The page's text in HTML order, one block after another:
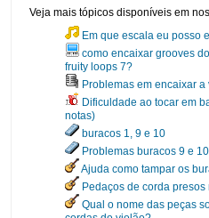
Veja mais tópicos disponíveis em
Em que escala eu posso
como encaixar grooves
fruity loops 7?
Problemas em encaixar
Dificuldade ao tocar em
notas)
buracos 1, 9 e 10
Problemas buracos 9 e 10
Ajuda como tampar os
Pedaços de corda
Qual o nome das peças